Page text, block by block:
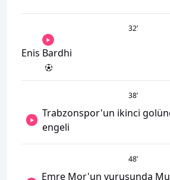
32’
Enis Bardhi
38’
Trabzonspor'un ikinci
engeli
48’
Emre Mor'un vuruşunda